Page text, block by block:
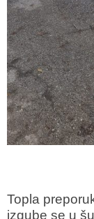
Topla
izgube se u